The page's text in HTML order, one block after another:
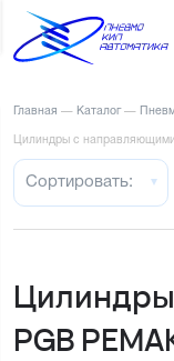
Главная — Каталог —
Цилиндры с
Сортировать:
PGB